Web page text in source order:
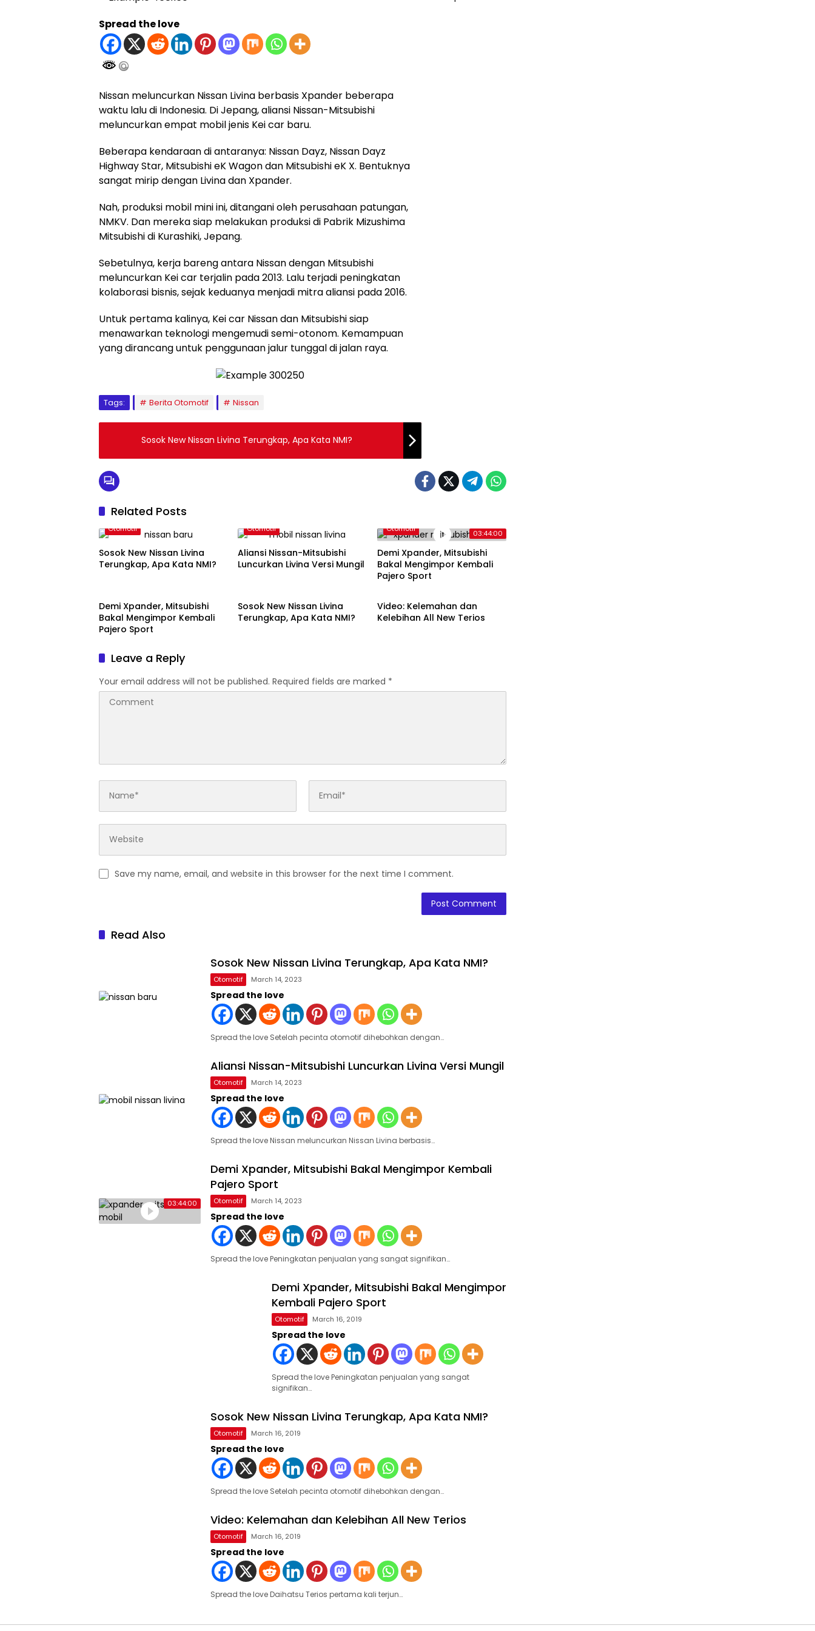
Spread the love
Nissan meluncurkan Nissan Livina berbasis Xpander beberapa
waktu lalu di Indonesia. Di Jepang, aliansi Nissan-Mitsubishi
meluncurkan empat mobil jenis Kei car baru.
Beberapa kendaraan di antaranya: Nissan Dayz, Nissan Dayz
Highway Star, Mitsubishi eK Wagon dan Mitsubishi eK X. Bentuknya
sangat mirip dengan Livina dan Xpander.
Nah, produksi mobil mini ini, ditangani oleh perusahaan patungan,
NMKV. Dan mereka siap melakukan produksi di Pabrik Mizushima
Mitsubishi di Kurashiki, Jepang.
Sebetulnya, kerja bareng antara Nissan dengan Mitsubishi
meluncurkan Kei car terjalin pada 2013. Lalu terjadi peningkatan
kolaborasi bisnis, sejak keduanya menjadi mitra aliansi pada 2016.
Untuk pertama kalinya, Kei car Nissan dan Mitsubishi siap
menawarkan teknologi mengemudi semi-otonom. Kemampuan
yang dirancang untuk penggunaan jalur tunggal di jalan raya.
Tags: Berita Otomotif Nissan
Sosok New Nissan Livina Terungkap, Apa Kata NMI?
Related Posts
Otomotif
Sosok New Nissan Livina
Terungkap, Apa Kata NMI?
Otomotif
Aliansi Nissan-Mitsubishi
Luncurkan Livina Versi Mungil
03:44:00
Otomotif
Demi Xpander, Mitsubishi
Bakal Mengimpor Kembali
Pajero Sport
Demi Xpander, Mitsubishi
Bakal Mengimpor Kembali
Pajero Sport
Sosok New Nissan Livina
Terungkap, Apa Kata NMI?
Otomotif
Video: Kelemahan dan
Kelebihan All New Terios
Leave a Reply
Your email address will not be published. Required fields are marked *
Save my name, email, and website in this browser for the next time I comment.
Read Also
Sosok New Nissan Livina Terungkap, Apa Kata NMI?
Otomotif March 14, 2023
Spread the love
Spread the love Setelah pecinta otomotif dihebohkan dengan…
Aliansi Nissan-Mitsubishi Luncurkan Livina Versi Mungil
Otomotif March 14, 2023
Spread the love
Spread the love Nissan meluncurkan Nissan Livina berbasis…
03:44:00
Demi Xpander, Mitsubishi Bakal Mengimpor Kembali
Pajero Sport
Otomotif March 14, 2023
Spread the love
Spread the love Peningkatan penjualan yang sangat signifikan…
Demi Xpander, Mitsubishi Bakal Mengimpor
Kembali Pajero Sport
Otomotif March 16, 2019
Spread the love
Spread the love Peningkatan penjualan yang sangat
signifikan…
Sosok New Nissan Livina Terungkap, Apa Kata NMI?
Otomotif March 16, 2019
Spread the love
Spread the love Setelah pecinta otomotif dihebohkan dengan…
Video: Kelemahan dan Kelebihan All New Terios
Otomotif March 16, 2019
Spread the love
Spread the love Daihatsu Terios pertama kali terjun…